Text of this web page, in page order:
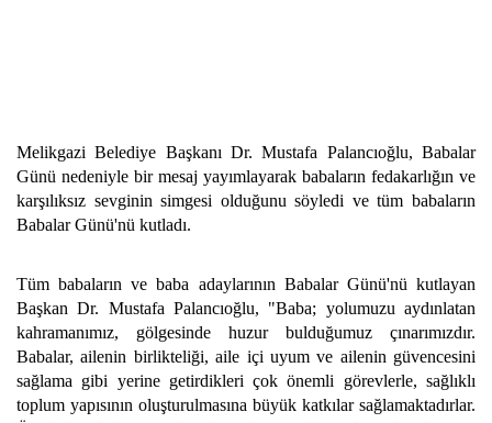
Melikgazi Belediye Başkanı Dr. Mustafa Palancıoğlu, Babalar
Günü nedeniyle bir mesaj yayımlayarak babaların fedakarlığın ve
karşılıksız sevginin simgesi olduğunu söyledi ve tüm babaların
Babalar Günü'nü kutladı.
Tüm babaların ve baba adaylarının Babalar Günü'nü kutlayan
Başkan Dr. Mustafa Palancıoğlu, "Baba; yolumuzu aydınlatan
kahramanımız, gölgesinde huzur bulduğumuz çınarımızdır.
Babalar, ailenin birlikteliği, aile içi uyum ve ailenin güvencesini
sağlama gibi yerine getirdikleri çok önemli görevlerle, sağlıklı
toplum yapısının oluşturulmasına büyük katkılar sağlamaktadırlar.